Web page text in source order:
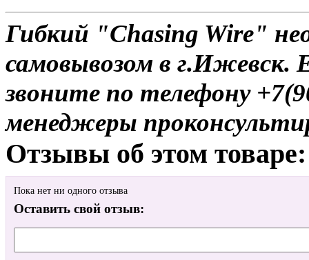
Гибкий "Chasing Wire"
самовывозом в г.Ижевск.
звоните по телефону
менеджеры
Отзывы об этом товаре:
Пока нет ни одного отзыва
Оставить свой отзыв: